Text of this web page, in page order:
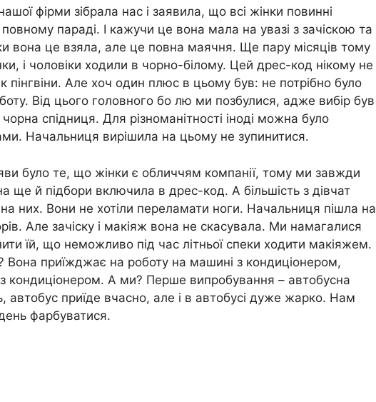
фірми зібрала нас і заявила, що всі жінки повинні
параді. І кажучи це вона мала на увазі з зачіскою та
вона це взяла, але це повна маячня. Ще пару місяців тому
і чоловіки ходили в чорно-білому. Цей дрес-код нікому не
Але хоч один плюс в цьому був: не потрібно було
Від цього головного бо лю ми позбулися, адже вибір був
спідниця. Для різноманітності іноді можна було
Начальниця вирішила на цьому не зупинитися.
було те, що жінки є обличчям компанії, тому ми завжди
ще й підбори включила в дрес-код. А більшість з дівчат
них. Вони не хотіли переламати ноги. Начальниця пішла на
Але зачіску і макіяж вона не скасувала. Ми намагалися
їй, що неможливо під час літньої спеки ходити макіяжем.
Вона приїжджає на роботу на машині з кондиціонером,
з кондиціонером. А ми? Перше випробування – автобусна
автобус приїде вчасно, але і в автобусі дуже жарко. Нам
фарбуватися.